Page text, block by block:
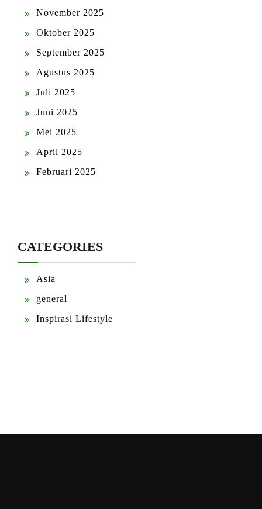
November 2025
Oktober 2025
September 2025
Agustus 2025
Juli 2025
Juni 2025
Mei 2025
April 2025
Februari 2025
CATEGORIES
Asia
general
Inspirasi Lifestyle